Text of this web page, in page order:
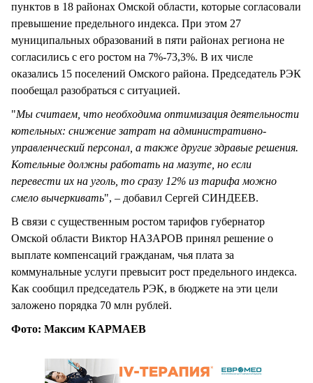
пунктов в 18 районах Омской области, которые согласовали
превышение предельного индекса. При этом 27
муниципальных образований в пяти районах региона не
согласились с его ростом на 7%-73,3%. В их числе
оказались 15 поселений Омского района. Председатель РЭК
пообещал разобраться с ситуацией.
"Мы считаем, что необходима оптимизация деятельности
котельных: снижение затрат на административно-
управленческий персонал, а также другие здравые решения.
Котельные должны работать на мазуте, но если
перевести их на уголь, то сразу 12% из тарифа можно
смело вычеркивать", – добавил Сергей СИНДЕЕВ.
В связи с существенным ростом тарифов губернатор
Омской области Виктор НАЗАРОВ принял решение о
выплате компенсаций гражданам, чья плата за
коммунальные услуги превысит рост предельного индекса.
Как сообщил председатель РЭК, в бюджете на эти цели
заложено порядка 70 млн рублей.
Фото: Максим КАРМАЕВ